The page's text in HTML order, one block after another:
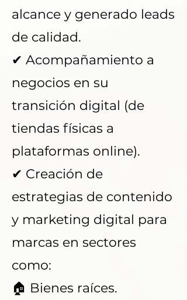
alcance y generado leads
de calidad.
✔ Acompañamiento a
negocios en su
transición digital (de
tiendas físicas a
plataformas online).
✔ Creación de
estrategias de contenido
y marketing digital para
marcas en sectores
como:
🏠 Bienes raíces.